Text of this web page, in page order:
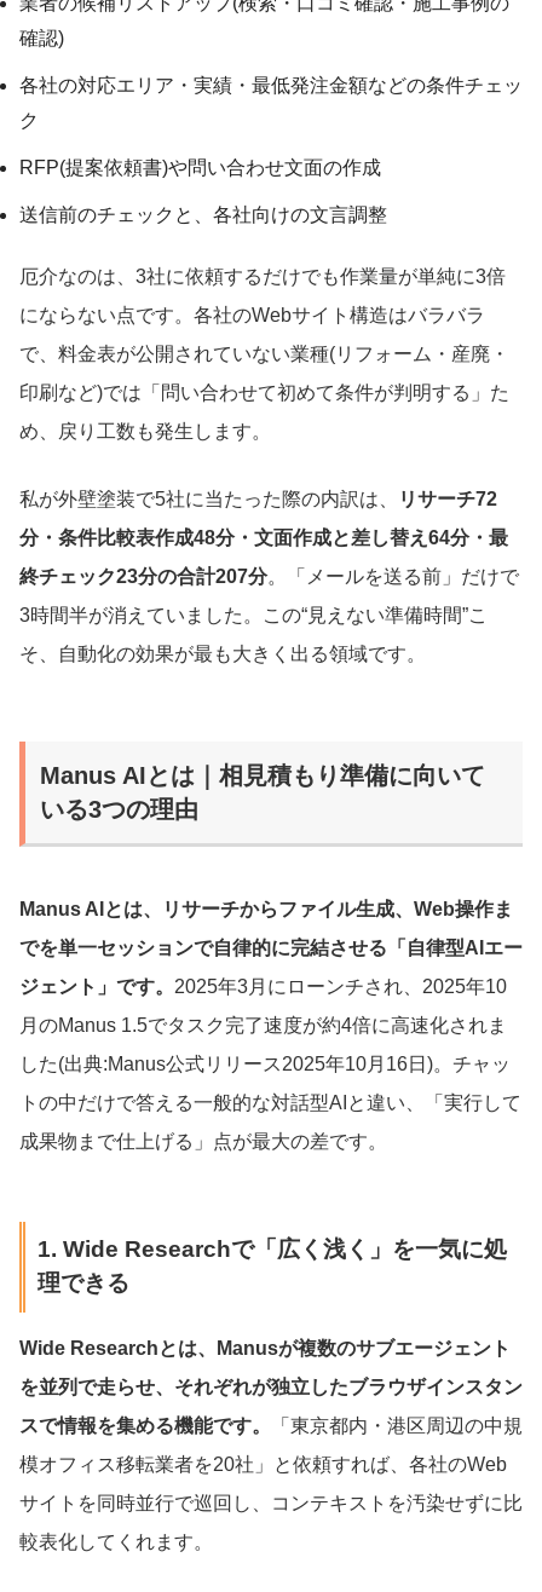
確認)
各社の対応エリア・実績・最低発注金額などの条件チェッ
ク
RFP(提案依頼書)や問い合わせ文面の作成
送信前のチェックと、各社向けの文言調整
厄介なのは、3社に依頼するだけでも作業量が単純に3倍
にならない点です。各社のWebサイト構造はバラバラ
で、料金表が公開されていない業種(リフォーム・産廃・
印刷など)では「問い合わせて初めて条件が判明する」た
め、戻り工数も発生します。
私が外壁塗装で5社に当たった際の内訳は、
リサーチ72
分・条件比較表作成48分・文面作成と差し替え64分・最
終チェック23分の合計207分。「メールを送る前」だけで
3時間半が消えていました。この“見えない準備時間”こ
そ、自動化の効果が最も大きく出る領域です。
Manus AIとは｜相見積もり準備に向いて
いる3つの理由
Manus AIとは、リサーチからファイル生成、Web操作ま
でを単一セッションで自律的に完結させる「自律型AIエー
ジェント」です。 2025年3月にローンチされ、2025年10
月のManus 1.5でタスク完了速度が約4倍に高速化されま
した(出典:Manus公式リリース2025年10月16日)。チャッ
トの中だけで答える一般的な対話型AIと違い、「実行して
成果物まで仕上げる」点が最大の差です。
1. Wide Researchで「広く浅く」を一気に処
理できる
Wide Researchとは、Manusが複数のサブエージェント
を並列で走らせ、それぞれが独立したブラウザインスタン
スで情報を集める機能です。
「東京都内・港区周辺の中規
模オフィス移転業者を20社」と依頼すれば、各社のWeb
サイトを同時並行で巡回し、コンテキストを汚染せずに比
較表化してくれます。